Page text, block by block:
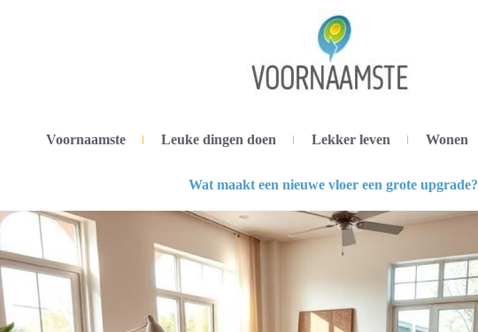
Voornaamste Leuke dingen doen Lekker leven Wonen
Wat maakt een nieuwe vloer een grote upgrade?